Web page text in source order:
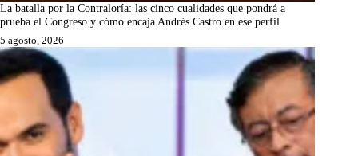
La batalla por la Contraloría: las cinco cualidades que pondrá a
prueba el Congreso y cómo encaja Andrés Castro en ese perfil
5 agosto, 2026